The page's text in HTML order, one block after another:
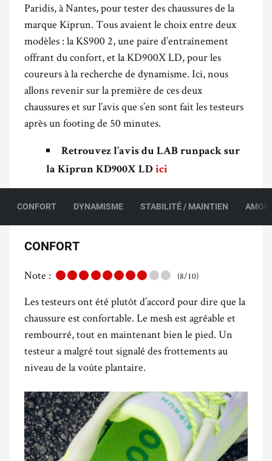
Paridis, à Nantes, pour tester des chaussures de la
marque Kiprun. Tous avaient le choix entre deux
modèles : la KS900 2, une paire d’entraînement
offrant du confort, et la KD900X LD, pour les
coureurs à la recherche de dynamisme. Ici, nous
allons revenir sur la première de ces deux
chaussures et sur l’avis que s’en sont fait les testeurs
après un footing de 50 minutes.
Retrouvez l’avis du LAB runpack sur
la Kiprun KD900X LD ici
CONFORT DYNAMISME STABILITÉ / MAINTIEN
CONFORT
Note : (8/10)
Les testeurs ont été plutôt d’accord pour dire que la
chaussure est confortable. Le mesh est agréable et
rembourré, tout en maintenant bien le pied. Un
testeur a malgré tout signalé des frottements au
niveau de la voûte plantaire.